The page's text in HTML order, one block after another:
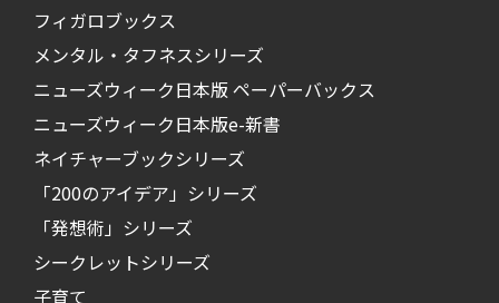
フィガロブックス
メンタル・タフネスシリーズ
ニューズウィーク日本版 ペーパーバックス
ニューズウィーク日本版e-新書
ネイチャーブックシリーズ
「200のアイデア」シリーズ
「発想術」シリーズ
シークレットシリーズ
子育て